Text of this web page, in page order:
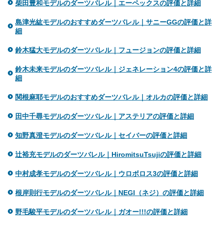
柴田豊和モデルのダーツバレル｜エーペックスの評価と詳細
島津光紘モデルのおすすめダーツバレル｜サニーGGの評価と詳
細
鈴木猛大モデルのダーツバレル｜フュージョンの評価と詳細
鈴木未来モデルのダーツバレル｜ジェネレーション4の評価と詳
細
関根麻耶モデルのおすすめダーツバレル｜オルカの評価と詳細
田中千尋モデルのダーツバレル｜アステリアの評価と詳細
知野真澄モデルのダーツバレル｜セイバーの評価と詳細
辻裕充モデルのダーツバレル｜HiromitsuTsujiの評価と詳細
中村成孝モデルのダーツバレル｜ウロボロス3の評価と詳細
根岸則行モデルのダーツバレル｜NEGI（ネジ）の評価と詳細
野毛駿平モデルのダーツバレル｜ガオー!!!の評価と詳細